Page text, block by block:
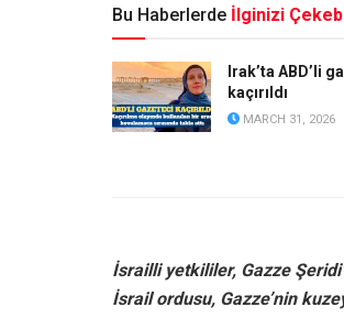
Bu Haberlerde İlginizi
Irak’ta ABD’li
kaçırıldı
MARCH 31, 2026
İsrailli yetkililer, Gazze
İsrail ordusu, Gazze’nin